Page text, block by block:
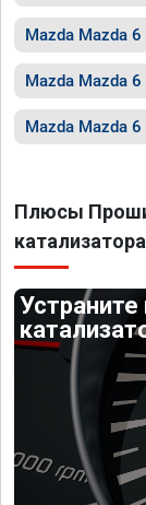
Mazda Mazda
Mazda Mazda
Mazda Mazda 6
Плюсы